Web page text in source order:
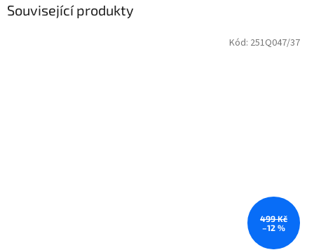
Související produkty
499 Kč
–12 %
Kód: 251Q047/37